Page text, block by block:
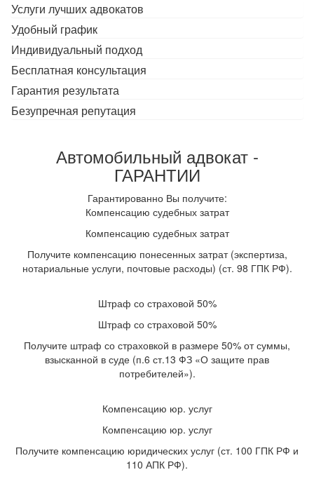
Услуги лучших адвокатов
Удобный график
Индивидуальный подход
Бесплатная консультация
Гарантия результата
Безупречная репутация
Автомобильный адвокат -
ГАРАНТИИ
Гарантированно Вы получите:
Компенсацию судебных затрат
Компенсацию судебных затрат
Получите компенсацию понесенных затрат (экспертиза,
нотариальные услуги, почтовые расходы) (ст. 98 ГПК РФ).
Штраф со страховой 50%
Штраф со страховой 50%
Получите штраф со страховкой в размере 50% от суммы,
взысканной в суде (п.6 ст.13 ФЗ «О защите прав
потребителей»).
Компенсацию юр. услуг
Компенсацию юр. услуг
Получите компенсацию юридических услуг (ст. 100 ГПК РФ и
110 АПК РФ).